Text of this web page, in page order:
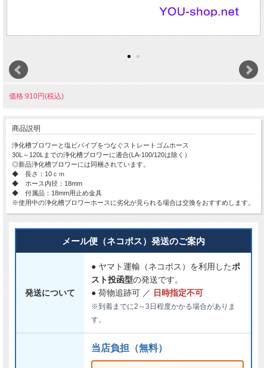
価格:910円(税込)
商品説明
浄化槽ブロワーと塩ビパイプをつなぐストレートゴムホース
30L～120Lまでの浄化槽ブロワーに適合(LA-100/120は除く）
◎新品浄化槽ブロワーには同梱されています。
◆ 長さ：10ｃｍ
◆ ホース内径：18mm
◆ 付属品：18mm用止め金具
※使用中の浄化槽ブロワーホースに劣化が見られる場合は交換をおすすめします。
メール便（ネコポス）発送のご案内
発送について
● ヤマト運輸（ネコポス）を利用したポ
スト投函型の発送です。
● 荷物追跡可 ／ 日時指定不可
※到着までに2～3日程度かかる場合がありま
す。
当店負担（無料）